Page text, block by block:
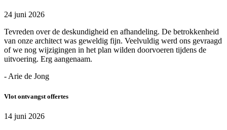
24 juni 2026
Tevreden over de deskundigheid en afhandeling. De betrokkenheid
van onze architect was geweldig fijn. Veelvuldig werd ons gevraagd
of we nog wijzigingen in het plan wilden doorvoeren tijdens de
uitvoering. Erg aangenaam.
- Arie de Jong
Vlot ontvangst offertes
14 juni 2026